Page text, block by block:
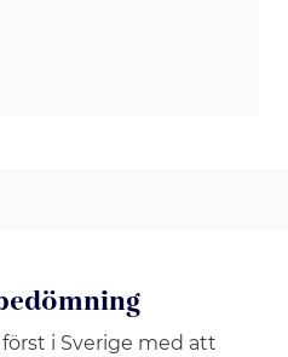
i Sverige med att